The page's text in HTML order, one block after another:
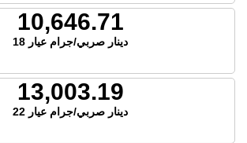
10,646.71
دينار صربي/جرام عيار 18
13,003.19
دينار صربي/جرام عيار 22